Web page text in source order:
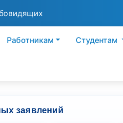
Работникам Студентам
заявлений